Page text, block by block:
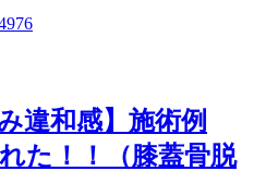
違和感】施術例
た！！（膝蓋骨脱